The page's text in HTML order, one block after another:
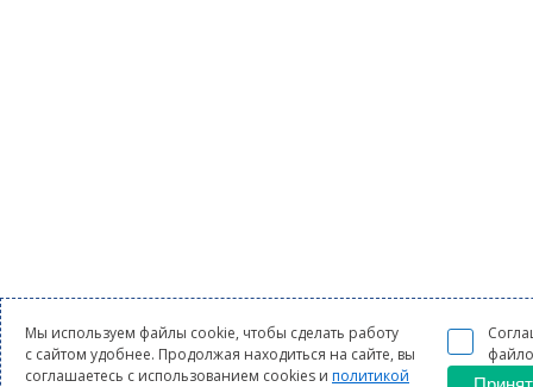
Мы используем файлы cookie, чтобы сделать работу
с сайтом удобнее. Продолжая находиться на сайте, вы
соглашаетесь с использованием cookies и политикой